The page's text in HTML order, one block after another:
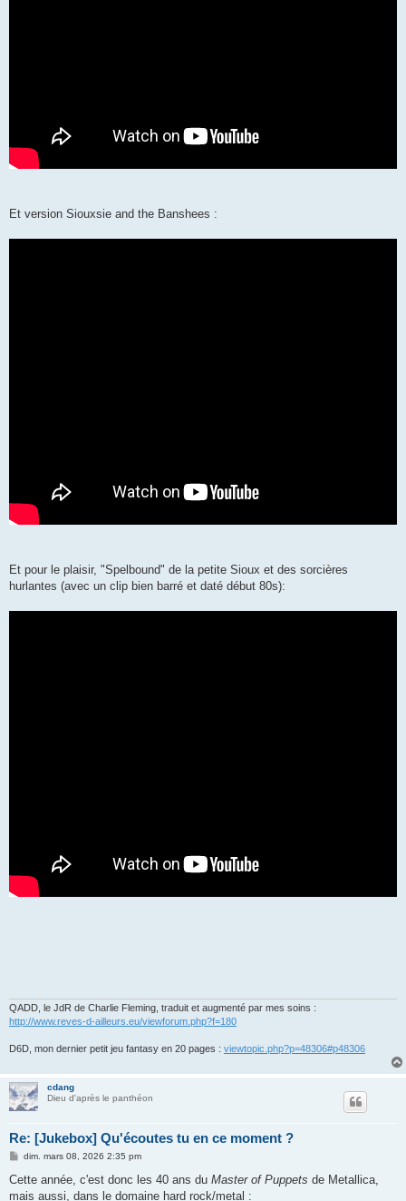
Et version Siouxsie and the Banshees :
Et pour le plaisir, "Spelbound" de la petite Sioux et des sorcières
hurlantes (avec un clip bien barré et daté début 80s):
QADD, le JdR de Charlie Fleming, traduit et augmenté par mes soins :
http://www.reves-d-ailleurs.eu/viewforum.php?f=180
D6D, mon dernier petit jeu fantasy en 20 pages : viewtopic.php?p=48306#p48306
cdang
Dieu d'après le panthéon
Re: [Jukebox] Qu'écoutes tu en ce moment ?
M
s
a
dim. mars 08, 2026 2:35 pm
Cette année, c'est donc les 40 ans du Master of Puppets de Metallica,
mais aussi, dans le domaine hard rock/metal :